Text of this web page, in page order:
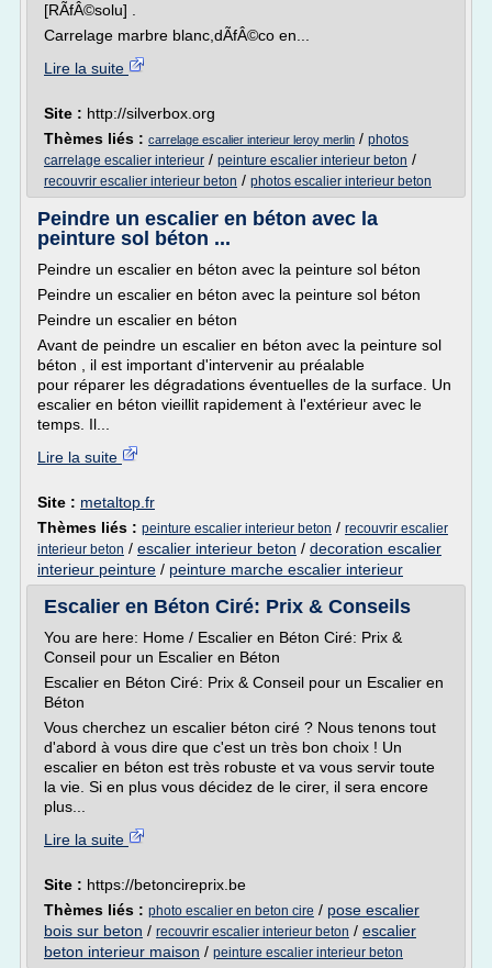
[RÃfÂ©solu] .
Carrelage marbre blanc,dÃfÂ©co en...
Lire la suite
Site : http://silverbox.org
Thèmes liés : carrelage escalier interieur leroy merlin / photos
carrelage escalier interieur / peinture escalier interieur beton /
recouvrir escalier interieur beton / photos escalier interieur beton
Peindre un escalier en béton avec la
peinture sol béton ...
Peindre un escalier en béton avec la peinture sol béton
Peindre un escalier en béton avec la peinture sol béton
Peindre un escalier en béton
Avant de peindre un escalier en béton avec la peinture sol
béton , il est important d'intervenir au préalable
pour réparer les dégradations éventuelles de la surface. Un
escalier en béton vieillit rapidement à l'extérieur avec le
temps. Il...
Lire la suite
Site : metaltop.fr
Thèmes liés : peinture escalier interieur beton / recouvrir escalier
interieur beton / escalier interieur beton / decoration escalier
interieur peinture / peinture marche escalier interieur
Escalier en Béton Ciré: Prix & Conseils
You are here: Home / Escalier en Béton Ciré: Prix &
Conseil pour un Escalier en Béton
Escalier en Béton Ciré: Prix & Conseil pour un Escalier en
Béton
Vous cherchez un escalier béton ciré ? Nous tenons tout
d'abord à vous dire que c'est un très bon choix ! Un
escalier en béton est très robuste et va vous servir toute
la vie. Si en plus vous décidez de le cirer, il sera encore
plus...
Lire la suite
Site : https://betoncireprix.be
Thèmes liés : photo escalier en beton cire / pose escalier
bois sur beton / recouvrir escalier interieur beton / escalier
beton interieur maison / peinture escalier interieur beton